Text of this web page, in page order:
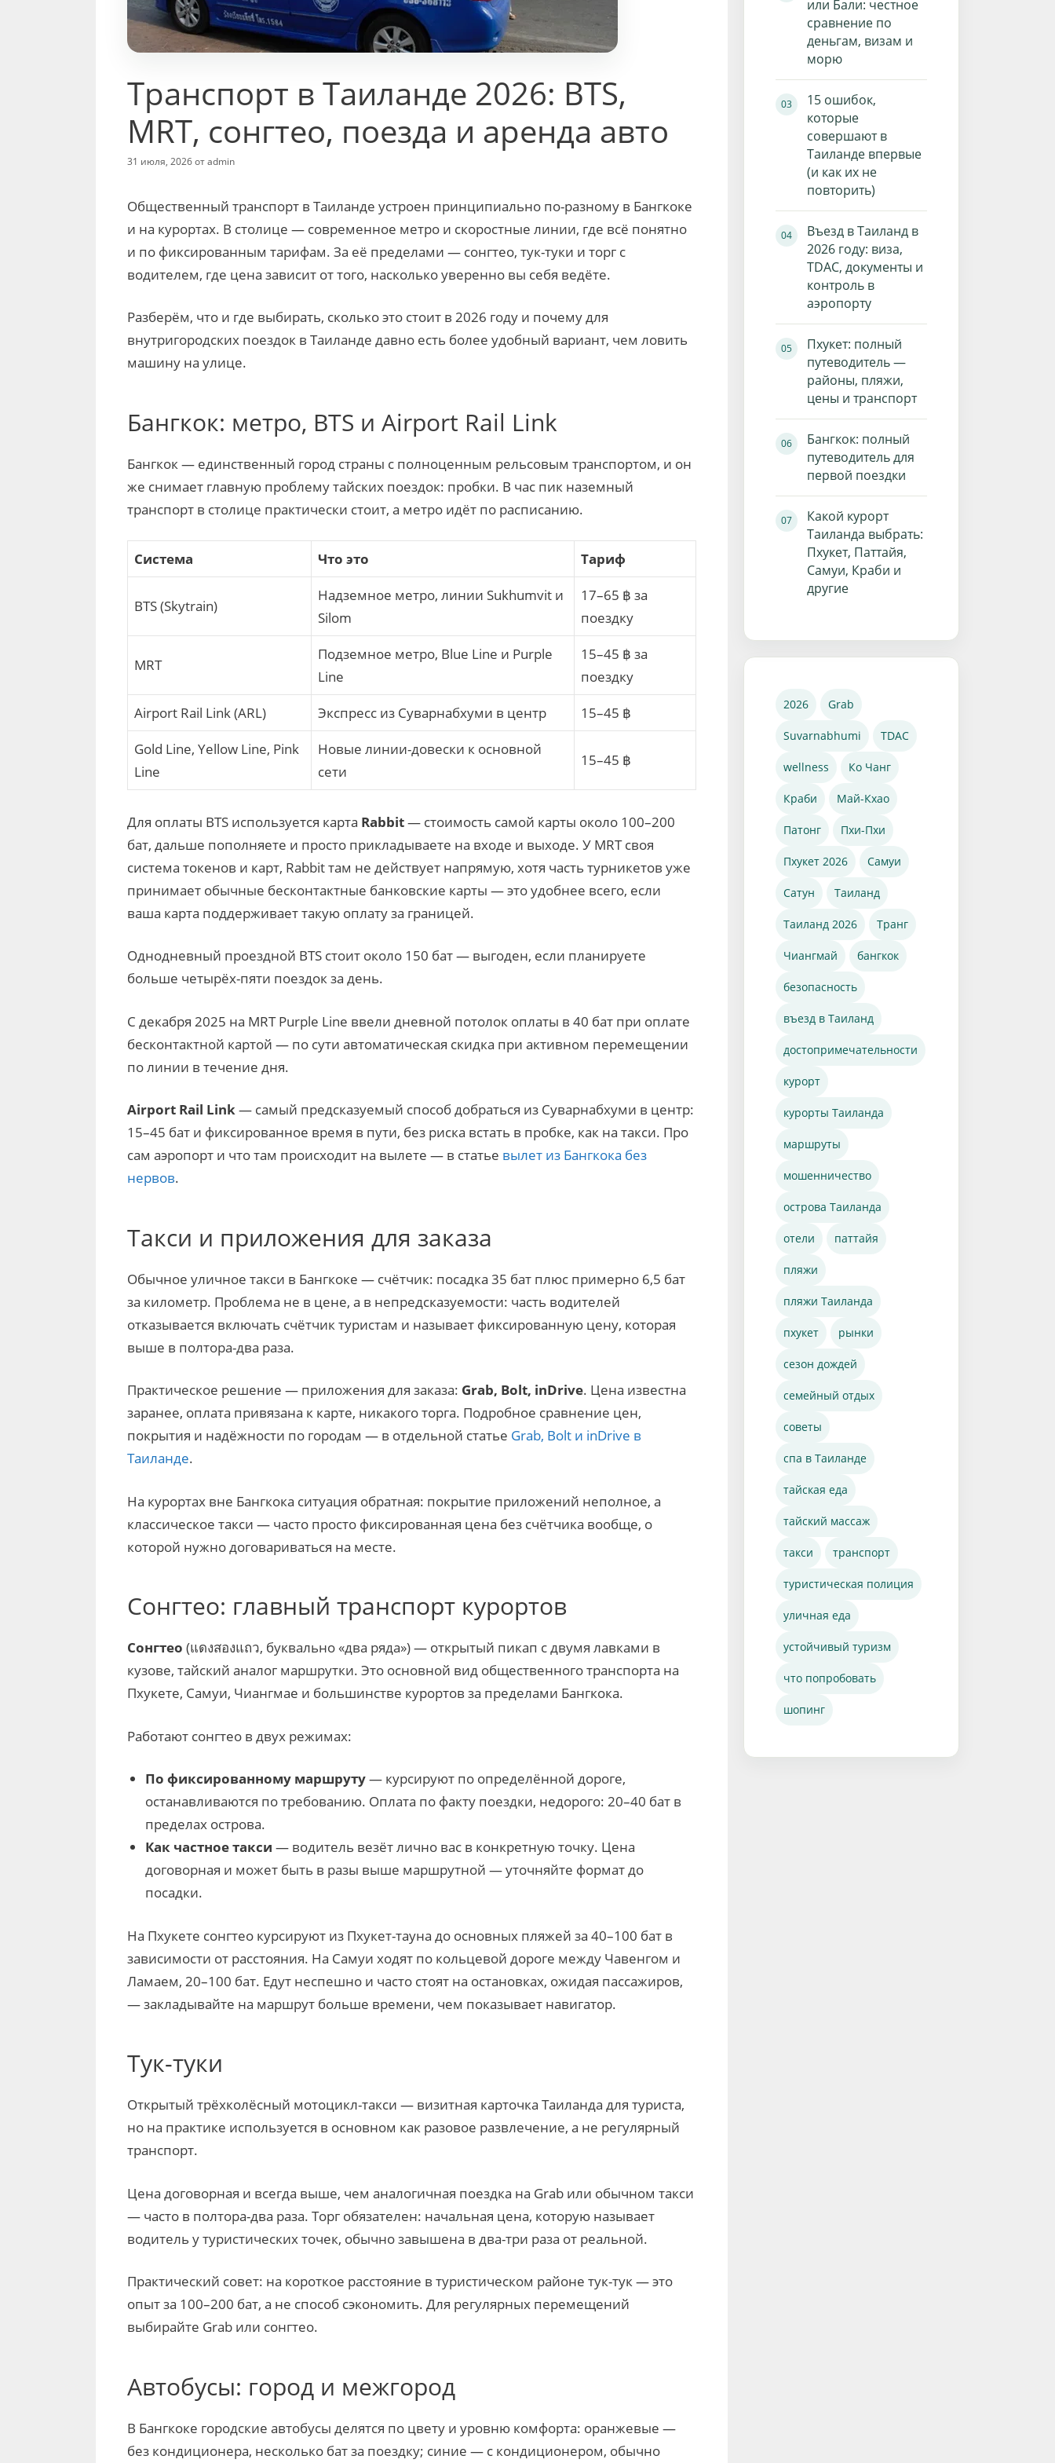
Транспорт в Таиланде 2026: BTS,
MRT, сонгтео, поезда и аренда авто
31 июля, 2026отadmin
Общественный транспорт в Таиланде устроен принципиально по-разному в Бангкоке
и на курортах. В столице — современное метро и скоростные линии, где всё понятно
и по фиксированным тарифам. За её пределами — сонгтео, тук-туки и торг с
водителем, где цена зависит от того, насколько уверенно вы себя ведёте.
Разберём, что и где выбирать, сколько это стоит в 2026 году и почему для
внутригородских поездок в Таиланде давно есть более удобный вариант, чем ловить
машину на улице.
Бангкок: метро, BTS и Airport Rail Link
Бангкок — единственный город страны с полноценным рельсовым транспортом, и он
же снимает главную проблему тайских поездок: пробки. В час пик наземный
транспорт в столице практически стоит, а метро идёт по расписанию.
Система Что это Тариф
BTS (Skytrain)
Надземное метро, линии Sukhumvit и
Silom
17–65 ฿ за
поездку
MRT
Подземное метро, Blue Line и Purple
Line
15–45 ฿ за
поездку
Airport Rail Link (ARL)
Экспресс из Суварнабхуми в центр
15–45 ฿
Gold Line, Yellow Line, Pink
Line
Новые линии-довески к основной
сети
15–45 ฿
Для оплаты BTS используется карта Rabbit— стоимость самой карты около 100–200
бат, дальше пополняете и просто прикладываете на входе и выходе. У MRT своя
система токенов и карт, Rabbit там не действует напрямую, хотя часть турникетов уже
принимает обычные бесконтактные банковские карты — это удобнее всего, если
ваша карта поддерживает такую оплату за границей.
Однодневный проездной BTS стоит около 150 бат — выгоден, если планируете
больше четырёх-пяти поездок за день.
С декабря 2025 на MRT Purple Line ввели дневной потолок оплаты в 40 бат при оплате
бесконтактной картой — по сути автоматическая скидка при активном перемещении
по линии в течение дня.
Airport Rail Link— самый предсказуемый способ добраться из Суварнабхуми в центр:
15–45 бат и фиксированное время в пути, без риска встать в пробке, как на такси. Про
сам аэропорт и что там происходит на вылете — в статье вылет из Бангкока без
нервов.
Такси и приложения для заказа
Обычное уличное такси в Бангкоке — счётчик: посадка 35 бат плюс примерно 6,5 бат
за километр. Проблема не в цене, а в непредсказуемости: часть водителей
отказывается включать счётчик туристам и называет фиксированную цену, которая
выше в полтора-два раза.
Практическое решение — приложения для заказа: Grab, Bolt, inDrive. Цена известна
заранее, оплата привязана к карте, никакого торга. Подробное сравнение цен,
покрытия и надёжности по городам — в отдельной статье Grab, Bolt и inDrive в
Таиланде.
На курортах вне Бангкока ситуация обратная: покрытие приложений неполное, а
классическое такси — часто просто фиксированная цена без счётчика вообще, о
которой нужно договариваться на месте.
Сонгтео: главный транспорт курортов
Сонгтео (แดงสองแถว, буквально «два ряда») — открытый пикап с двумя лавками в
кузове, тайский аналог маршрутки. Это основной вид общественного транспорта на
Пхукете, Самуи, Чиангмае и большинстве курортов за пределами Бангкока.
Работают сонгтео в двух режимах:
По фиксированному маршруту— курсируют по определённой дороге,
останавливаются по требованию. Оплата по факту поездки, недорого: 20–40 бат в
пределах острова.
Как частное такси — водитель везёт лично вас в конкретную точку. Цена
договорная и может быть в разы выше маршрутной — уточняйте формат до
посадки.
На Пхукете сонгтео курсируют из Пхукет-тауна до основных пляжей за 40–100 бат в
зависимости от расстояния. На Самуи ходят по кольцевой дороге между Чавенгом и
Ламаем, 20–100 бат. Едут неспешно и часто стоят на остановках, ожидая пассажиров,
— закладывайте на маршрут больше времени, чем показывает навигатор.
Тук-туки
Открытый трёхколёсный мотоцикл-такси — визитная карточка Таиланда для туриста,
но на практике используется в основном как разовое развлечение, а не регулярный
транспорт.
Цена договорная и всегда выше, чем аналогичная поездка на Grab или обычном такси
— часто в полтора-два раза. Торг обязателен: начальная цена, которую называет
водитель у туристических точек, обычно завышена в два-три раза от реальной.
Практический совет: на короткое расстояние в туристическом районе тук-тук — это
опыт за 100–200 бат, а не способ сэкономить. Для регулярных перемещений
выбирайте Grab или сонгтео.
Автобусы: город и межгород
В Бангкоке городские автобусы делятся по цвету и уровню комфорта: оранжевые —
без кондиционера, несколько бат за поездку; синие — с кондиционером, обычно
или Бали: честное
сравнение по
деньгам, визам и
морю
15 ошибок,
которые
совершают в
Таиланде впервые
(и как их не
повторить)
Въезд в Таиланд в
2026 году: виза,
TDAC, документы и
контроль в
аэропорту
Пхукет: полный
путеводитель —
районы, пляжи,
цены и транспорт
Бангкок: полный
путеводитель для
первой поездки
Какой курорт
Таиланда выбрать:
Пхукет, Паттайя,
Самуи, Краби и
другие
2026 Grab
Suvarnabhumi TDAC
wellness Ко Чанг
Краби Май-Кхао
Патонг Пхи-Пхи
Пхукет 2026 Самуи
Сатун Таиланд
Таиланд 2026 Транг
Чиангмай бангкок
безопасность
въезд в Таиланд
достопримечательности
курорт
курорты Таиланда
маршруты
мошенничество
острова Таиланда
отели паттайя
пляжи
пляжи Таиланда
пхукет рынки
сезон дождей
семейный отдых
советы
спа в Таиланде
тайская еда
тайский массаж
такси транспорт
туристическая полиция
уличная еда
устойчивый туризм
что попробовать
шопинг